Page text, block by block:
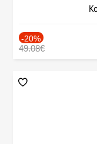
-20%
49.08€